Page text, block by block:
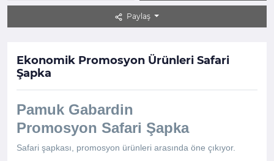
Paylaş
Ekonomik Promosyon Ürünleri Safari
Şapka
Pamuk Gabardin
Promosyon Safari Şapka
Safari şapkası, promosyon ürünleri arasında öne çıkıyor.